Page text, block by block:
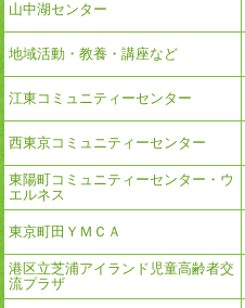
山中湖センター
地域活動・教養・講座など
江東コミュニティーセンター
西東京コミュニティーセンター
東陽町コミュニティーセンター・ウ
エルネス
東京町田ＹＭＣＡ
港区立芝浦アイランド児童高齢者交
流プラザ